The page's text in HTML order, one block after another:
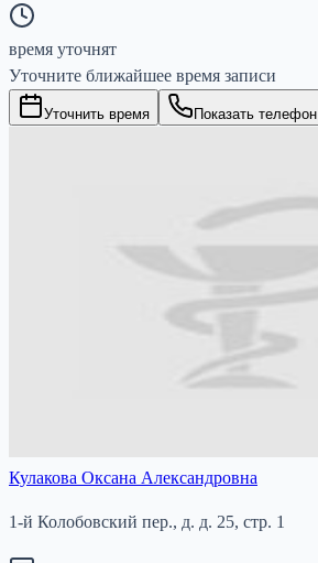
время уточнят
Уточните ближайшее время записи
Уточнить время Показать телефон
Кулакова Оксана Александровна
1-й Колобовский пер., д. д. 25, стр. 1